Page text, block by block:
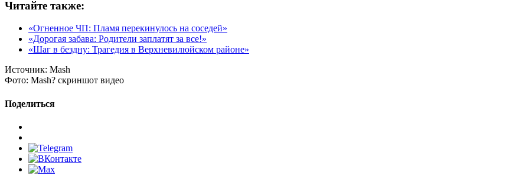
Читайте также:
«Огненное ЧП: Пламя перекинулось на соседей»
«Дорогая забава: Родители заплатят за все!»
«Шаг в бездну: Трагедия в Верхневилюйском районе»
Источник: Mash
Фото: Mash? скриншот видео
Поделиться